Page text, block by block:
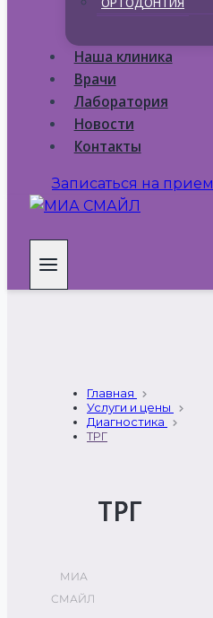
Наша клиника
Врачи
Лаборатория
Новости
Контакты
Записаться на прием
Главная
Услуги и цены
Диагностика
ТРГ
ТРГ
МИА
СМАЙЛ